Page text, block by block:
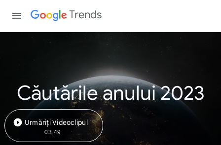
Trends
Căutările anului 2023
Urmăriți Videoclipul
03:49